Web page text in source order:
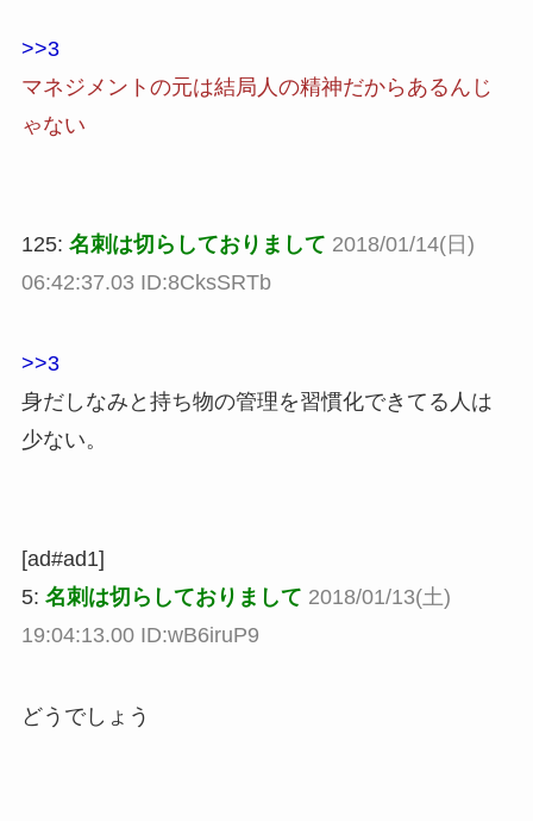
>>3
マネジメントの元は結局人の精神だからあるんじ
ゃない
125: 名刺は切らしておりまして 2018/01/14(日)
06:42:37.03 ID:8CksSRTb
>>3
身だしなみと持ち物の管理を習慣化できてる人は
少ない。
[ad#ad1]
5: 名刺は切らしておりまして 2018/01/13(土)
19:04:13.00 ID:wB6iruP9
どうでしょう